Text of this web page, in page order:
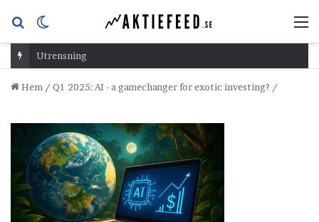
Sök
efterskin
Utrensning
Hem / Q1 2025: AI - a gamechanger for exotic investing? /